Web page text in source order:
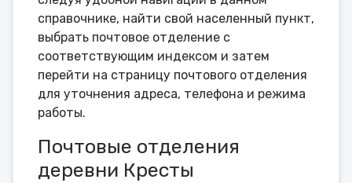
справочнике, найти свой населенный пункт,
выбрать почтовое отделение с
соответствующим индексом и затем
перейти на страницу почтового отделения
для уточнения адреса, телефона и режима
работы.
Почтовые отделения
деревни Кресты